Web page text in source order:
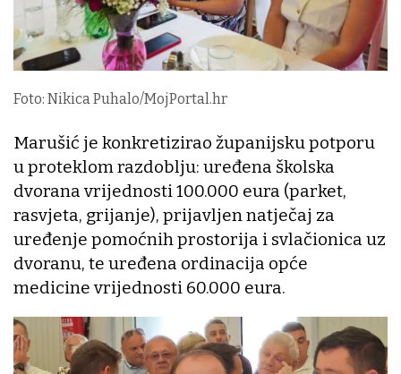
Foto: Nikica Puhalo/MojPortal.hr
Marušić je konkretizirao županijsku potporu
u proteklom razdoblju: uređena školska
dvorana vrijednosti 100.000 eura (parket,
rasvjeta, grijanje), prijavljen natječaj za
uređenje pomoćnih prostorija i svlačionica uz
dvoranu, te uređena ordinacija opće
medicine vrijednosti 60.000 eura.